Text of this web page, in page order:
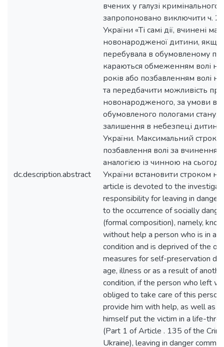
dc.description.abstract
вчених у галузі кримінального
запропоновано виключити ч. 2
України «Ті самі дії, вчинені
новонародженої дитини, якщо
перебувала в обумовленому
караються обмеженням волі на
років або позбавленням волі
та передбачити можливість
новонародженого, за умови
обумовленого пологами стану,
залишення в небезпеці
України. Максимальний строк
позбавлення волі за вчинення
аналогією із чинною на
України встановити строком
article is devoted to the
responsibility for leaving in
to the occurrence of socially
(formal composition), namely,
without help a person who is in a
condition and is deprived of the
measures for self-preservation
age, illness or as a result of
condition, if the person who left
obliged to take care of this
provide him with help, as well as
himself put the victim in a life-
(Part 1 of Article . 135 of the
Ukraine), leaving in danger